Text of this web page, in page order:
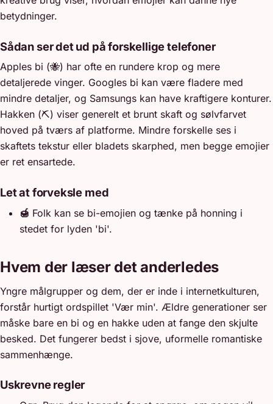
betydninger.
Sådan ser det ud på forskellige telefoner
Apples bi (🐝) har ofte en rundere krop og mere
detaljerede vinger. Googles bi kan være fladere med
mindre detaljer, og Samsungs kan have kraftigere konturer.
Hakken (⛏️) viser generelt et brunt skaft og sølvfarvet
hoved på tværs af platforme. Mindre forskelle ses i
skaftets tekstur eller bladets skarphed, men begge emojier
er ret ensartede.
Let at forveksle med
🍯 Folk kan se bi-emojien og tænke på honning i
stedet for lyden 'bi'.
Hvem der læser det anderledes
Yngre målgrupper og dem, der er inde i internetkulturen,
forstår hurtigt ordspillet 'Vær min'. Ældre generationer ser
måske bare en bi og en hakke uden at fange den skjulte
besked. Det fungerer bedst i sjove, uformelle romantiske
sammenhænge.
Uskrevne regler